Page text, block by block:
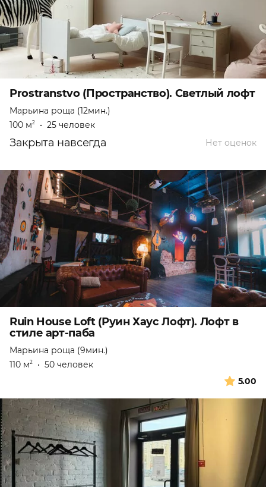
Prostranstvo (Пространство). Светлый лофт
Марьина роща (12мин.)
100 м2 • 25 человек
Нет оценок
Закрыта навсегда
Ruin House Loft (Руин Хаус Лофт). Лофт в
стиле арт-паба
Марьина роща (9мин.)
110 м2 • 50 человек
5.00